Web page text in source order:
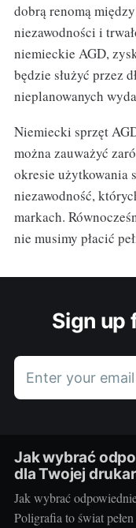
dobrą renomą
niezawodności i
niemieckie AGD,
będzie służyć przez
nieplanowanych
Niemiecki sprzęt
można zauważyć
okresie użytkowania
niezawodność,
markach.
nie musimy płacić
Sign up
Enter your email
Jak wybrać
dla Twojej
Jak wybrać
Poligrafia to świat